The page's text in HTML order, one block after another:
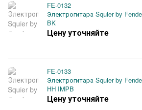
FE-0132
Электрогитара Squier by
BK
Цену уточняйте
FE-0133
Электрогитара Squier by
HH IMPB
Цену уточняйте